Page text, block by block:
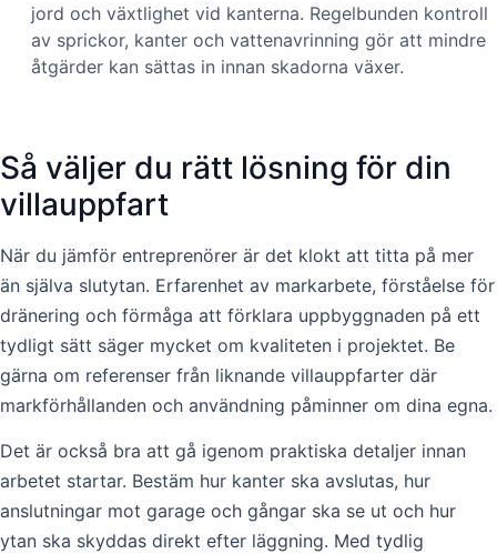
jord och växtlighet vid kanterna. Regelbunden kontroll
av sprickor, kanter och vattenavrinning gör att mindre
åtgärder kan sättas in innan skadorna växer.
Så väljer du rätt lösning för din
villauppfart
När du jämför entreprenörer är det klokt att titta på mer
än själva slutytan. Erfarenhet av markarbete, förståelse för
dränering och förmåga att förklara uppbyggnaden på ett
tydligt sätt säger mycket om kvaliteten i projektet. Be
gärna om referenser från liknande villauppfarter där
markförhållanden och användning påminner om dina egna.
Det är också bra att gå igenom praktiska detaljer innan
arbetet startar. Bestäm hur kanter ska avslutas, hur
anslutningar mot garage och gångar ska se ut och hur
ytan ska skyddas direkt efter läggning. Med tydlig